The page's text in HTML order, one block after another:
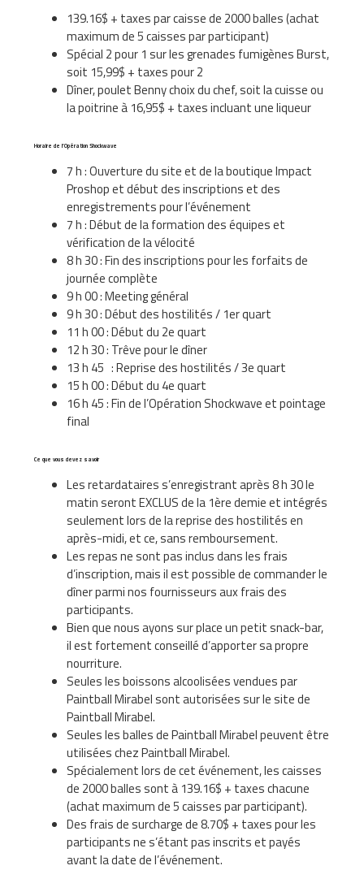
139.16$ + taxes par caisse de 2000 balles (achat
maximum de 5 caisses par participant)
Spécial 2 pour 1 sur les grenades fumigènes Burst,
soit 15,99$ + taxes pour 2
Dîner, poulet Benny choix du chef, soit la cuisse ou
la poitrine à 16,95$ + taxes incluant une liqueur
Horaire de l’Opération Shockwave
7 h : Ouverture du site et de la boutique Impact
Proshop et début des inscriptions et des
enregistrements pour l’événement
7 h : Début de la formation des équipes et
vérification de la vélocité
8 h 30 : Fin des inscriptions pour les forfaits de
journée complète
9 h 00 : Meeting général
9 h 30 : Début des hostilités / 1er quart
11 h 00 : Début du 2e quart
12 h 30 : Trêve pour le dîner
13 h 45 : Reprise des hostilités / 3e quart
15 h 00 : Début du 4e quart
16 h 45 : Fin de l’Opération Shockwave et pointage
final
Ce que vous devez savoir
Les retardataires s’enregistrant après 8 h 30 le
matin seront EXCLUS de la 1ère demie et intégrés
seulement lors de la reprise des hostilités en
après-midi, et ce, sans remboursement.
Les repas ne sont pas inclus dans les frais
d’inscription, mais il est possible de commander le
dîner parmi nos fournisseurs aux frais des
participants.
Bien que nous ayons sur place un petit snack-bar,
il est fortement conseillé d’apporter sa propre
nourriture.
Seules les boissons alcoolisées vendues par
Paintball Mirabel sont autorisées sur le site de
Paintball Mirabel.
Seules les balles de Paintball Mirabel peuvent être
utilisées chez Paintball Mirabel.
Spécialement lors de cet événement, les caisses
de 2000 balles sont à 139.16$ + taxes chacune
(achat maximum de 5 caisses par participant).
Des frais de surcharge de 8.70$ + taxes pour les
participants ne s’étant pas inscrits et payés
avant la date de l’événement.